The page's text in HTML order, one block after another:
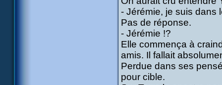
- Jérémie, je suis dans
Pas de réponse.
- Jérémie !?
Elle commença à
amis. Il fallait
Perdue dans ses
pour cible.